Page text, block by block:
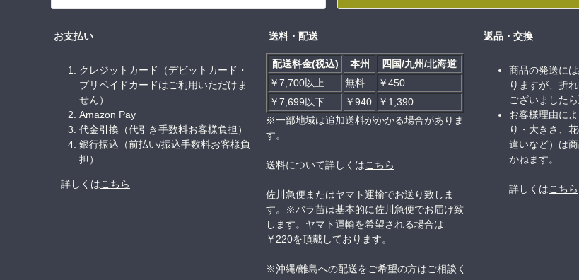
お支払い
クレジットカード（デビットカード・
プリペイドカードはご利用いただけま
せん）
Amazon Pay
代金引換（代引き手数料お客様負担）
銀行振込（前払い/振込手数料お客様負
担）
詳しくはこちら
送料・配送
配送料金(税込) 本州
四国/九州/北海道
￥7,700以上
無料
￥450
￥7,699以下
￥940
￥1,390
※一部地域は追加送料がかかる場合がありま
す。
送料について詳しくはこちら
佐川急便またはヤマト運輸でお送り致しま
す。※バラ苗は基本的に佐川急便でお届け致
します。ヤマト運輸を希望される場合は
￥220を頂戴しております。
※沖縄/離島への配送をご希望の方はご相談く
返品・交換
商品の発送に
りますが、折
ございました
お客様理由に
り・大きさ、
違いなど）は
かねます。
詳しくはこちら